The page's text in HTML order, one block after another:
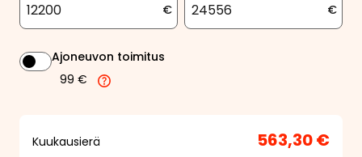
€
€
Ajoneuvon toimitus
99 €
Kuukausierä 563,30 €